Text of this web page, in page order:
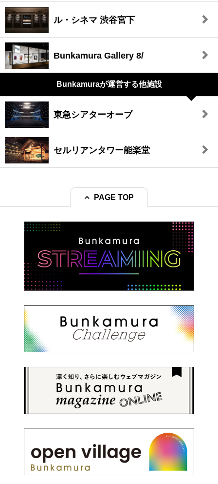
ル・シネマ 渋谷宮下
Bunkamura Gallery 8/
Bunkamuraが運営する他施設
東急シアターオーブ
セルリアンタワー能楽堂
PAGE TOP